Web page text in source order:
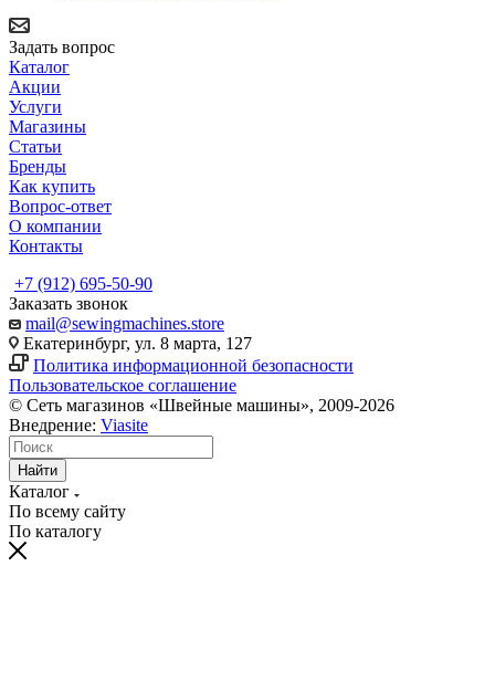
Задать вопрос
Каталог
Акции
Услуги
Магазины
Статьи
Бренды
Как купить
Вопрос-ответ
О компании
Контакты
+7 (912) 695-50-90
Заказать звонок
mail@sewingmachines.store
Екатеринбург, ул. 8 марта, 127
Политика информационной безопасности
Пользовательское соглашение
© Сеть магазинов «Швейные машины», 2009-2026
Внедрение: Viasite
Найти
Каталог
По всему сайту
По каталогу